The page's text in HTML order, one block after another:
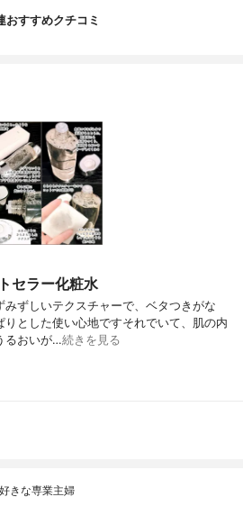
おすすめクチコミ
セラー化粧水
ずしいテクスチャーで、ベタつきがな
りとした使い心地ですそれでいて、肌の内
るおいが…続きを見る
きな専業主婦